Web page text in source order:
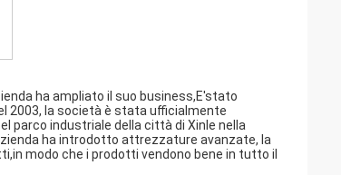
ha ampliato il suo business,E'stato
2003, la società è stata ufficialmente
parco industriale della città di Xinle nella
ha introdotto attrezzature avanzate, la
modo che i prodotti vendono bene in tutto il